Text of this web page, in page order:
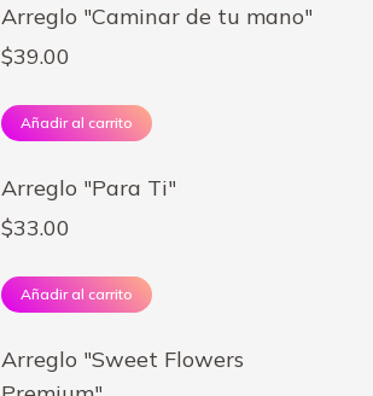
Arreglo "Caminar de tu mano"
$39.00
Añadir al carrito
Arreglo "Para Ti"
$33.00
Añadir al carrito
Arreglo "Sweet Flowers